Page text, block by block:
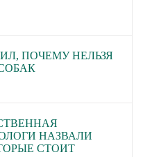
ПОЧЕМУ НЕЛЬЗЯ
НАЗВАЛИ
СТОИТ